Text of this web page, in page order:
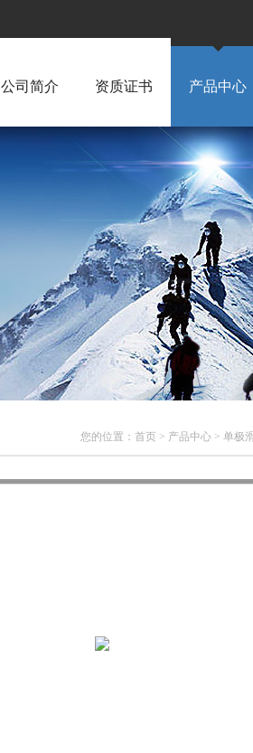
公司简介 资质证书 产品中心
您的位置： 首页 > 产品中心 > 单极